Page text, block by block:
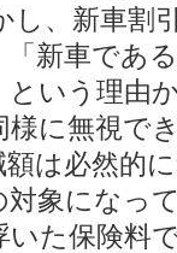
、新車割
新車であ
いう理由
に無視で
は必然的
象になっ
た保険料